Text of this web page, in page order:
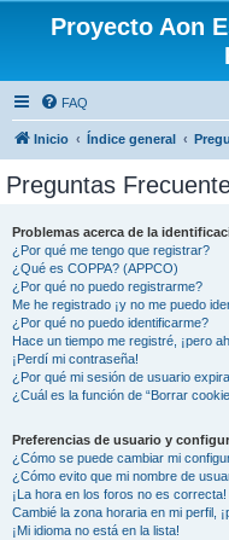
Proyecto Aon
FAQ
Inicio Índice general
Preguntas
Problemas acerca de la
¿Por qué me tengo que registrar?
¿Qué es COPPA? (APPCO)
¿Por qué no puedo registrarme?
Me he registrado ¡y no me puedo
¿Por qué no puedo identificarme?
Hace un tiempo me registré, ¡pero
¡Perdí mi contraseña!
¿Por qué mi sesión de usuario
¿Cuál es la función de “Borrar
Preferencias de usuario y
¿Cómo se puede cambiar mi
¿Cómo evito que mi nombre de
¡La hora en los foros no es correcta!
Cambié la zona horaria en mi perfil,
¡Mi idioma no está en la lista!